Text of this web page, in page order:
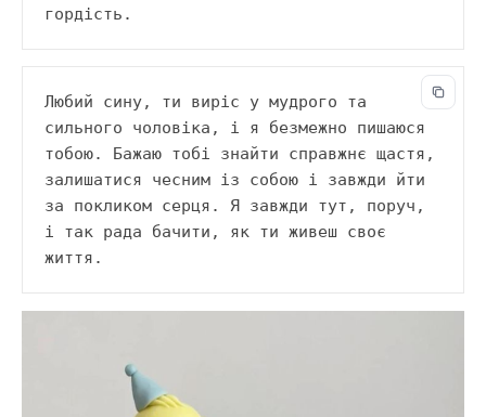
гордість.
Любий сину, ти виріс у мудрого та
сильного чоловіка, і я безмежно пишаюся
тобою. Бажаю тобі знайти справжнє щастя,
залишатися чесним із собою і завжди йти
за покликом серця. Я завжди тут, поруч,
і так рада бачити, як ти живеш своє
життя.